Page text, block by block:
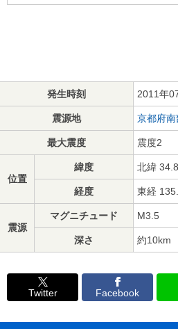
発生時刻 2011年
震源地 京都府南
最大震度 震度2
位置
緯度 北緯
経度 東経
震源
マグニチュード M3.5
深さ 約10km
Twitter Facebook